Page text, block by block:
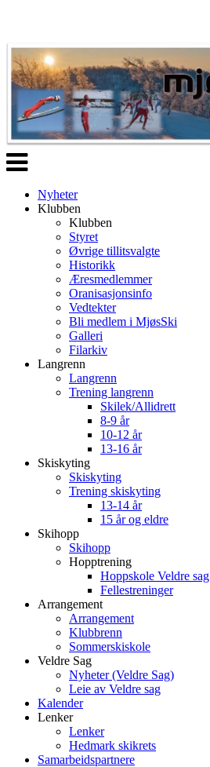
Veksle
navigasjon
Nyheter
Klubben
Klubben
Styret
Øvrige tillitsvalgte
Historikk
Æresmedlemmer
Oranisasjonsinfo
Vedtekter
Bli medlem i MjøsSki
Galleri
Filarkiv
Langrenn
Langrenn
Trening langrenn
Skilek/Allidrett
8-9 år
10-12 år
13-16 år
Skiskyting
Skiskyting
Trening skiskyting
13-14 år
15 år og eldre
Skihopp
Skihopp
Hopptrening
Hoppskole Veldre sag
Fellestreninger
Arrangement
Arrangement
Klubbrenn
Sommerskiskole
Veldre Sag
Nyheter (Veldre Sag)
Leie av Veldre sag
Kalender
Lenker
Lenker
Hedmark skikrets
Samarbeidspartnere